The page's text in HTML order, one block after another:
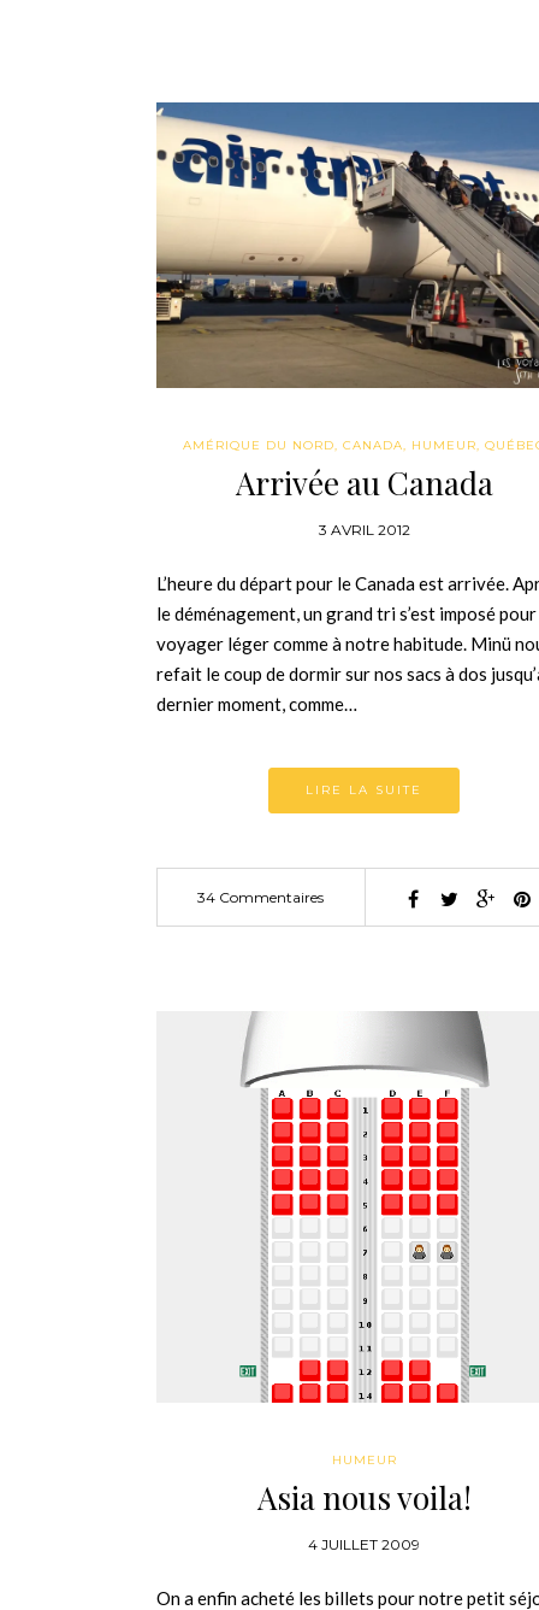
AMÉRIQUE DU NORD, CANADA, HUMEUR,
Arrivée au Canada
3 AVRIL 2012
L’heure du départ pour le Canada est arrivée.
le déménagement, un grand tri s’est imposé pour
voyager léger comme à notre habitude. Minü
refait le coup de dormir sur nos sacs à dos
dernier moment, comme…
LIRE LA SUITE
34 Commentaires
HUMEUR
Asia nous voila!
4 JUILLET 2009
On a enfin acheté les billets pour notre petit